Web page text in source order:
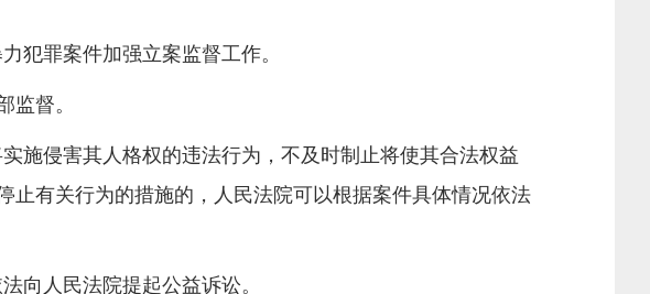
罪案件加强立案监督工作。
督。
侵害其人格权的违法行为，不及时制止将使其合法权益
有关行为的措施的，人民法院可以根据案件具体情况依法
人民法院提起公益诉讼。